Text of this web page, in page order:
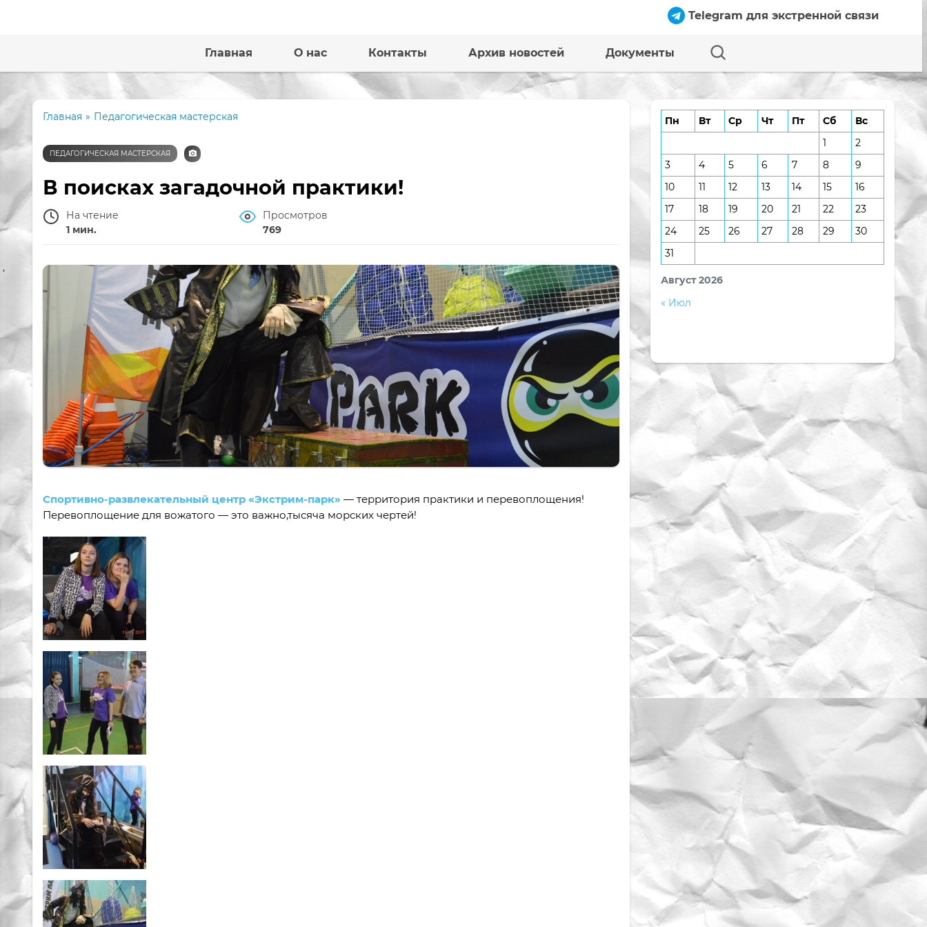
Telegram для экстренной связи
Главная О нас Контакты Архив новостей Документы
Главная » Педагогическая мастерская
ПЕДАГОГИЧЕСКАЯ МАСТЕРСКАЯ
В поисках загадочной практики!
На чтение
1 мин.
Просмотров
769
Спортивно-развлекательный центр «Экстрим-парк» — территория практики и перевоплощения!
Перевоплощение для вожатого — это важно,тысяча морских чертей!
Август 2026
Пн Вт Ср Чт Пт Сб
Вс
1
2
3
4 5 6 7 8
9
10
11 12 13 14 15
16
17
18 19 20 21 22
23
24
25 26 27 28 29
30
31
« Июл